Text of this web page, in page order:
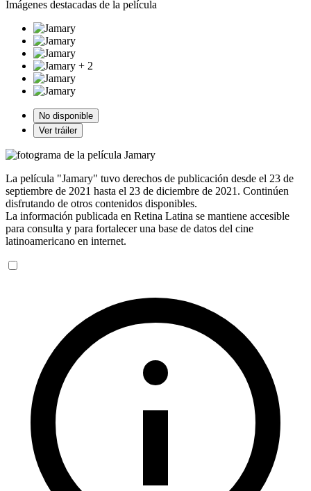
Imágenes destacadas de la película
+ 2
No disponible
Ver tráiler
La película "Jamary" tuvo derechos de publicación desde el 23 de
septiembre de 2021 hasta el 23 de diciembre de 2021. Continúen
disfrutando de otros contenidos disponibles.
La información publicada en Retina Latina se mantiene accesible
para consulta y para fortalecer una base de datos del cine
latinoamericano en internet.